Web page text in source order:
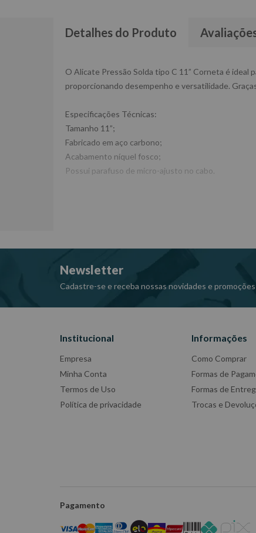
Detalhes do Produto
O Alicate Pressão Solda tipo C 11” Corneta é ideal
proporcionando desempenho e versatilidade.
Especificações Técnicas:
Tamanho 11”;
Fabricado em aço carbono;
Acabamento níquel fosco;
Possui parafuso de micro-ajusto no cabo.
-Imagens meramente ilustrativas
-Todas as informações divulgadas são de
Newsletter
Cadastre-se e receba nossas novidades e
Institucional
Empresa
Minha Conta
Termos de Uso
Política de privacidade
Informações
Como Comprar
Formas de
Formas de
Trocas e
Pagamento